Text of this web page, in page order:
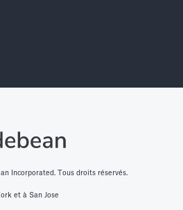
Incorporated. Tous droits réservés.
et à San Jose